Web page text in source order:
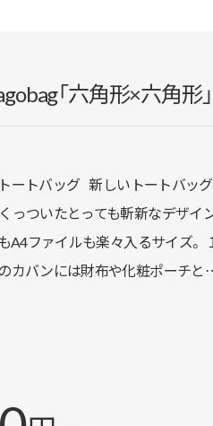
「六角形×六角形」
ートバッグ 新しいトートバッグ
っついたとっても斬新なデザイ
A4ファイルも楽々入るサイズ。
カバンには財布や化粧ポーチ